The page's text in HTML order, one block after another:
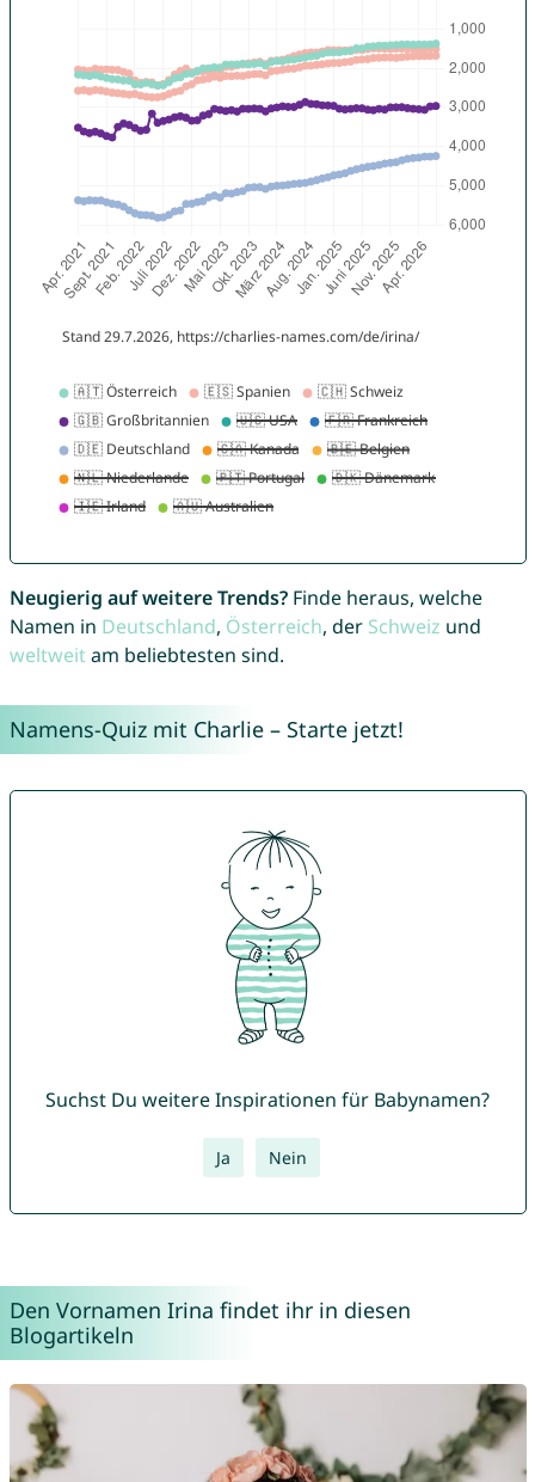
Neugierig auf weitere Trends?Finde heraus, welche
Namen in Deutschland, Österreich, der Schweiz und
weltweitam beliebtesten sind.
Namens-Quiz mit Charlie – Starte jetzt!
Suchst Du weitere Inspirationen für Babynamen?
Ja Nein
Den Vornamen Irina findet ihr in diesen
Blogartikeln